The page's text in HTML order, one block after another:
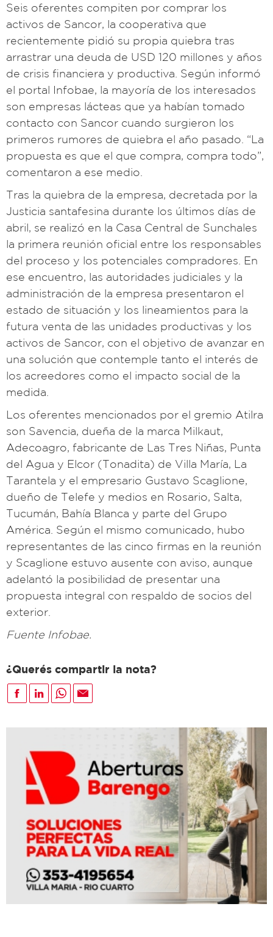
Seis oferentes compiten por comprar los
activos de Sancor, la cooperativa que
recientemente pidió su propia quiebra tras
arrastrar una deuda de USD 120 millones y años
de crisis financiera y productiva. Según informó
el portal Infobae, la mayoría de los interesados
son empresas lácteas que ya habían tomado
contacto con Sancor cuando surgieron los
primeros rumores de quiebra el año pasado. “La
propuesta es que el que compra, compra todo”,
comentaron a ese medio.
Tras la quiebra de la empresa, decretada por la
Justicia santafesina durante los últimos días de
abril, se realizó en la Casa Central de Sunchales
la primera reunión oficial entre los responsables
del proceso y los potenciales compradores. En
ese encuentro, las autoridades judiciales y la
administración de la empresa presentaron el
estado de situación y los lineamientos para la
futura venta de las unidades productivas y los
activos de Sancor, con el objetivo de avanzar en
una solución que contemple tanto el interés de
los acreedores como el impacto social de la
medida.
Los oferentes mencionados por el gremio Atilra
son Savencia, dueña de la marca Milkaut,
Adecoagro, fabricante de Las Tres Niñas, Punta
del Agua y Elcor (Tonadita) de Villa María, La
Tarantela y el empresario Gustavo Scaglione,
dueño de Telefe y medios en Rosario, Salta,
Tucumán, Bahía Blanca y parte del Grupo
América. Según el mismo comunicado, hubo
representantes de las cinco firmas en la reunión
y Scaglione estuvo ausente con aviso, aunque
adelantó la posibilidad de presentar una
propuesta integral con respaldo de socios del
exterior.
Fuente Infobae.
¿Querés compartir la nota?